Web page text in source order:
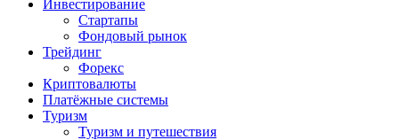
Инвестирование
Стартапы
Фондовый рынок
Трейдинг
Форекс
Криптовалюты
Платёжные системы
Туризм
Туризм и путешествия